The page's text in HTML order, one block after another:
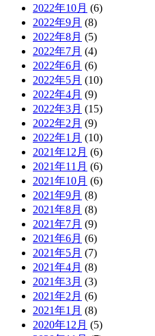
2022年10月 (6)
2022年9月 (8)
2022年8月 (5)
2022年7月 (4)
2022年6月 (6)
2022年5月 (10)
2022年4月 (9)
2022年3月 (15)
2022年2月 (9)
2022年1月 (10)
2021年12月 (6)
2021年11月 (6)
2021年10月 (6)
2021年9月 (8)
2021年8月 (8)
2021年7月 (9)
2021年6月 (6)
2021年5月 (7)
2021年4月 (8)
2021年3月 (3)
2021年2月 (6)
2021年1月 (8)
2020年12月 (5)